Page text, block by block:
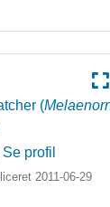
(
Se profil
2011-06-29